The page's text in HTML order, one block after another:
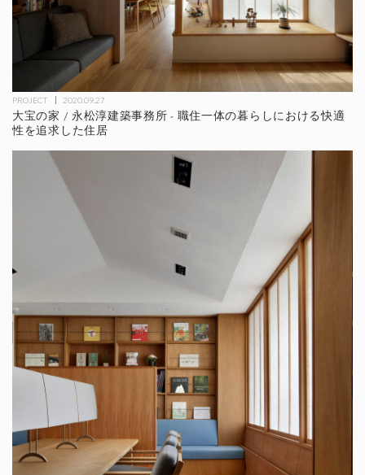
PROJECT 2020.09.27
大宝の家 / 永松淳建築事務所 - 職住一体の暮らしにおける快適
性を追求した住居